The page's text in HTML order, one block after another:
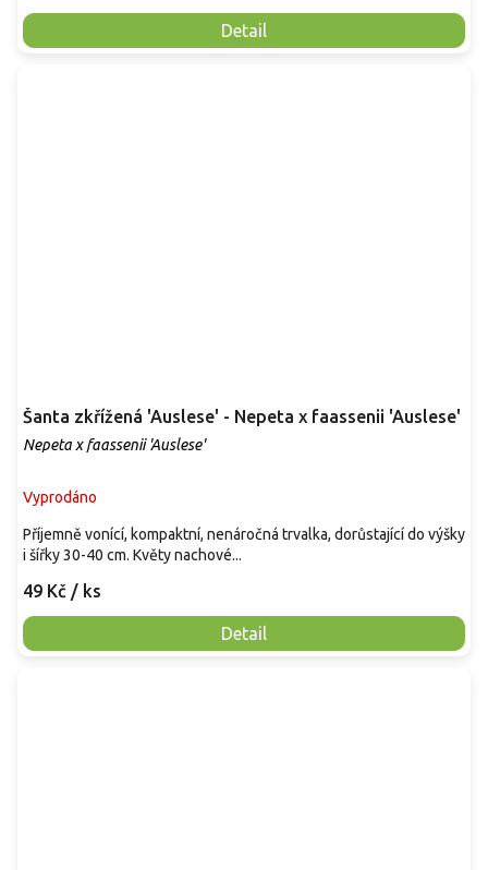
Detail
Šanta zkřížená 'Auslese' - Nepeta x faassenii 'Auslese'
Nepeta x faassenii 'Auslese'
Vyprodáno
49 Kč / ks
Detail
Příjemně vonící, kompaktní, nenáročná trvalka, dorůstající do výšky
i šířky 30-40 cm. Květy nachové...